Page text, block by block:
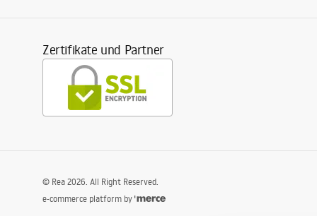
Zertifikate und Partner
© Rea 2026. All Right Reserved.
e-commerce platform by